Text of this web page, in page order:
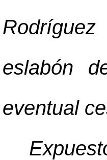
eslabón
eventual